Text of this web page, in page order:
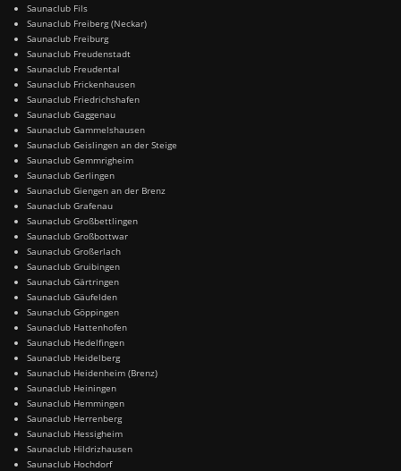
Saunaclub Fils
Saunaclub Freiberg (Neckar)
Saunaclub Freiburg
Saunaclub Freudenstadt
Saunaclub Freudental
Saunaclub Frickenhausen
Saunaclub Friedrichshafen
Saunaclub Gaggenau
Saunaclub Gammelshausen
Saunaclub Geislingen an der Steige
Saunaclub Gemmrigheim
Saunaclub Gerlingen
Saunaclub Giengen an der Brenz
Saunaclub Grafenau
Saunaclub Großbettlingen
Saunaclub Großbottwar
Saunaclub Großerlach
Saunaclub Gruibingen
Saunaclub Gärtringen
Saunaclub Gäufelden
Saunaclub Göppingen
Saunaclub Hattenhofen
Saunaclub Hedelfingen
Saunaclub Heidelberg
Saunaclub Heidenheim (Brenz)
Saunaclub Heiningen
Saunaclub Hemmingen
Saunaclub Herrenberg
Saunaclub Hessigheim
Saunaclub Hildrizhausen
Saunaclub Hochdorf